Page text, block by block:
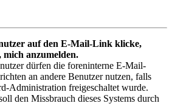
auf den E-Mail-Link klicke,
anzumelden.
dürfen die foreninterne E-Mail-
an andere Benutzer nutzen, falls
Administration freigeschaltet wurde.
den Missbrauch dieses Systems durch